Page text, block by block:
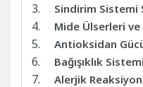
Sindirim Sistemi
Mide Ülserleri
Antioksidan
Bağışıklık
Alerjik